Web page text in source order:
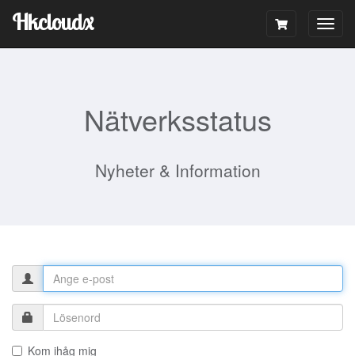
Hkcloudx
Nätverksstatus
Nyheter & Information
Kom ihåg mig